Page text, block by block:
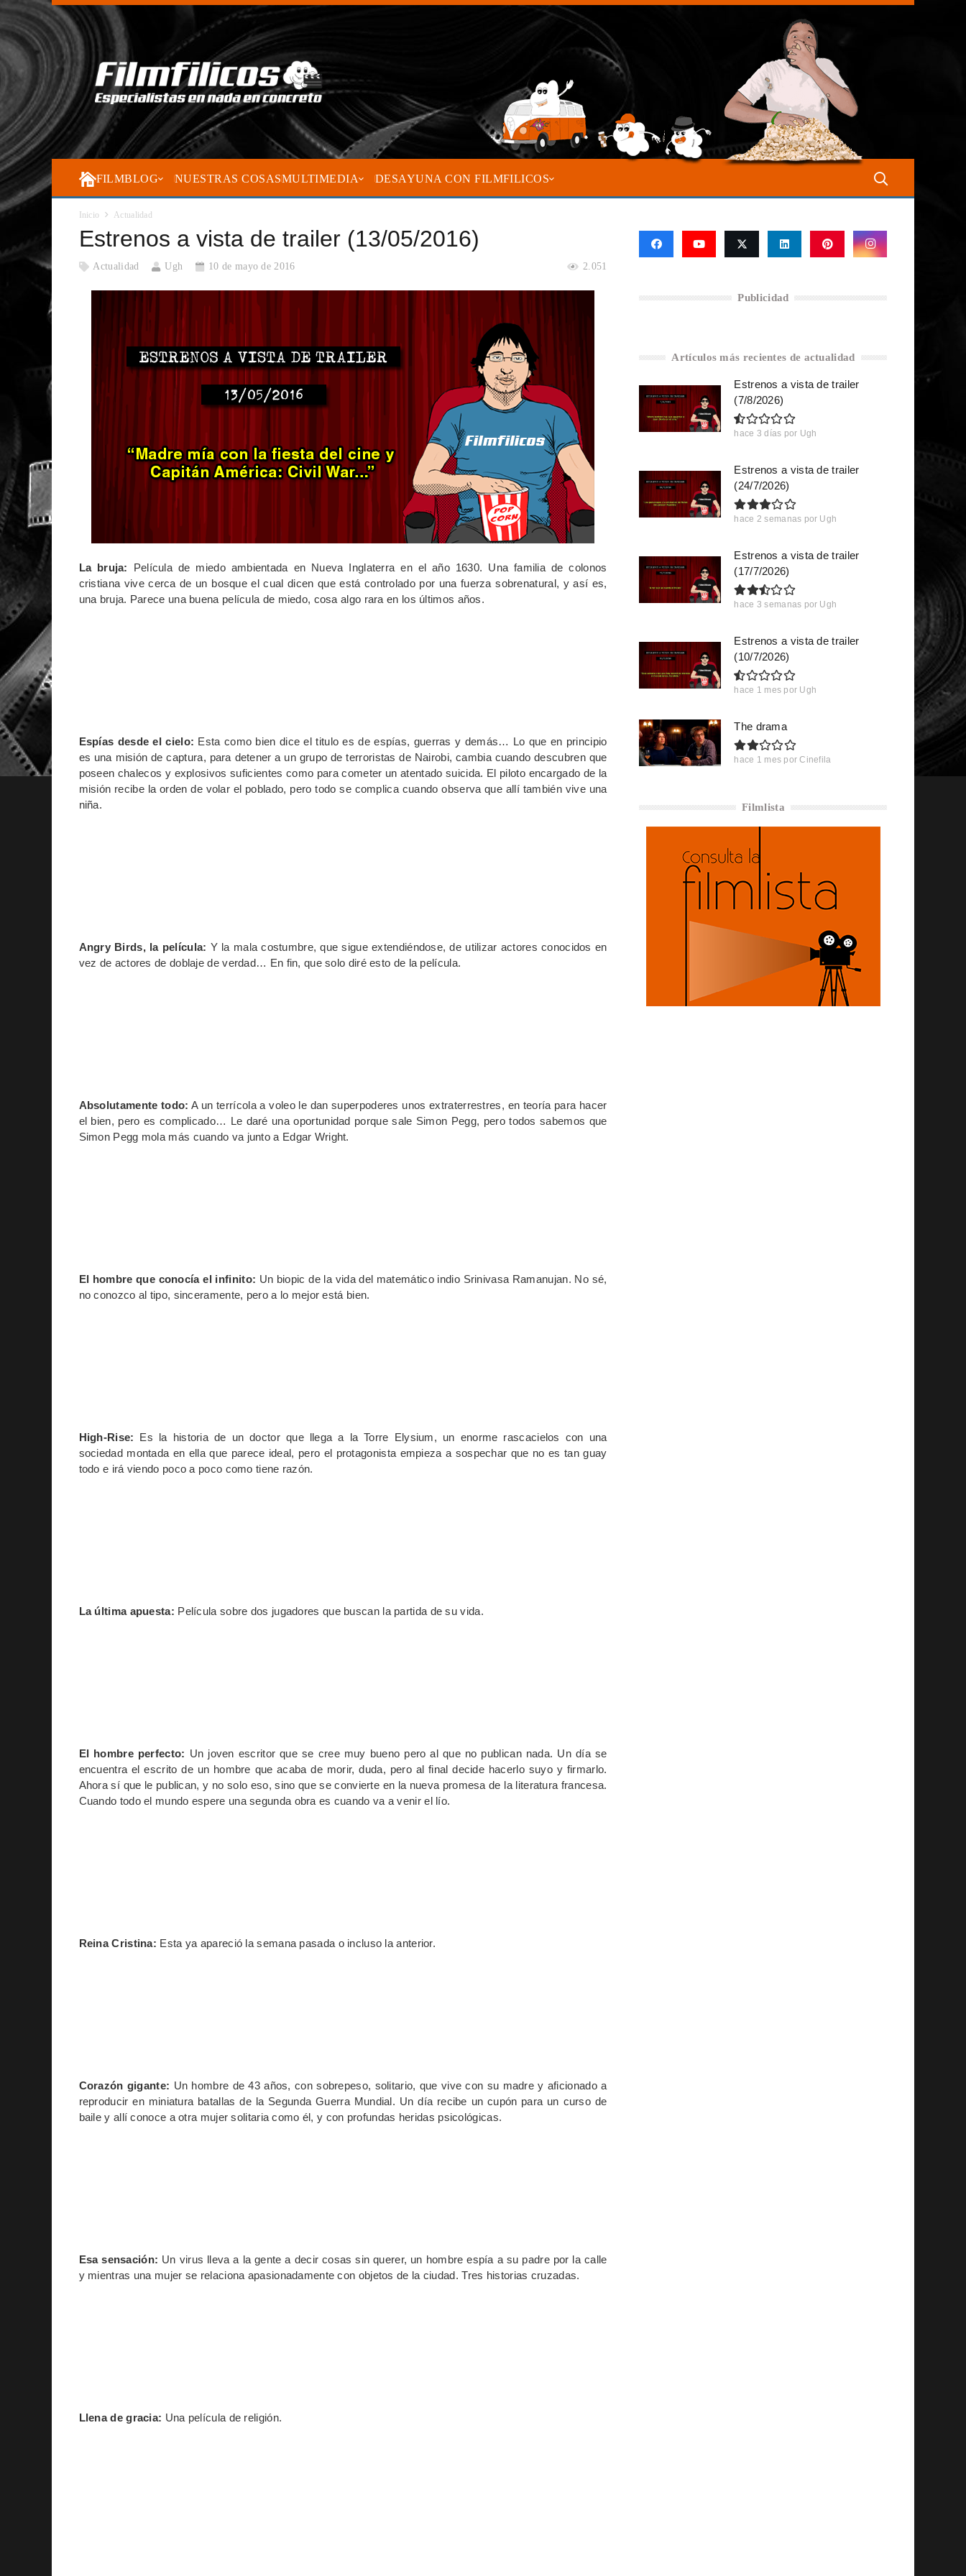
FILMBLOG NUESTRAS COSASMULTIMEDIA DESAYUNA CON FILMFILICOS
Inicio Actualidad
Estrenos a vista de trailer (13/05/2016)
Actualidad Ugh 10 de mayo de 2016 2.051
La bruja:
Película de miedo ambientada en Nueva Inglaterra en el año 1630. Una familia de colonos
cristiana vive cerca de un bosque el cual dicen que está controlado por una fuerza sobrenatural, y así es,
una bruja. Parece una buena película de miedo, cosa algo rara en los últimos años.
Espías desde el cielo: Esta como bien dice el titulo es de espías, guerras y demás… Lo que en principio
es una misión de captura, para detener a un grupo de terroristas de Nairobi, cambia cuando descubren que
poseen chalecos y explosivos suficientes como para cometer un atentado suicida. El piloto encargado de la
misión recibe la orden de volar el poblado, pero todo se complica cuando observa que allí también vive una
niña.
Angry Birds, la película: Y la mala costumbre, que sigue extendiéndose, de utilizar actores conocidos en
vez de actores de doblaje de verdad… En fin, que solo diré esto de la película.
Absolutamente todo: A un terrícola a voleo le dan superpoderes unos extraterrestres, en teoría para hacer
el bien, pero es complicado… Le daré una oportunidad porque sale Simon Pegg, pero todos sabemos que
Simon Pegg mola más cuando va junto a Edgar Wright.
El hombre que conocía el infinito: Un biopic de la vida del matemático indio Srinivasa Ramanujan. No sé,
no conozco al tipo, sinceramente, pero a lo mejor está bien.
High-Rise: Es la historia de un doctor que llega a la Torre Elysium, un enorme rascacielos con una
sociedad montada en ella que parece ideal, pero el protagonista empieza a sospechar que no es tan guay
todo e irá viendo poco a poco como tiene razón.
La última apuesta: Película sobre dos jugadores que buscan la partida de su vida.
El hombre perfecto: Un joven escritor que se cree muy bueno pero al que no publican nada. Un día se
encuentra el escrito de un hombre que acaba de morir, duda, pero al final decide hacerlo suyo y firmarlo.
Ahora sí que le publican, y no solo eso, sino que se convierte en la nueva promesa de la literatura francesa.
Cuando todo el mundo espere una segunda obra es cuando va a venir el lío.
Reina Cristina: Esta ya apareció la semana pasada o incluso la anterior.
Corazón gigante: Un hombre de 43 años, con sobrepeso, solitario, que vive con su madre y aficionado a
reproducir en miniatura batallas de la Segunda Guerra Mundial. Un día recibe un cupón para un curso de
baile y allí conoce a otra mujer solitaria como él, y con profundas heridas psicológicas.
Esa sensación: Un virus lleva a la gente a decir cosas sin querer, un hombre espía a su padre por la calle
y mientras una mujer se relaciona apasionadamente con objetos de la ciudad. Tres historias cruzadas.
Llena de gracia: Una película de religión.
Publicidad
Artículos más recientes de actualidad
Estrenos a vista de trailer
(7/8/2026)
hace 3 días por Ugh
Estrenos a vista de trailer
(24/7/2026)
hace 2 semanas por Ugh
Estrenos a vista de trailer
(17/7/2026)
hace 3 semanas por Ugh
Estrenos a vista de trailer
(10/7/2026)
hace 1 mes por Ugh
The drama
hace 1 mes por Cinefila
Filmlista